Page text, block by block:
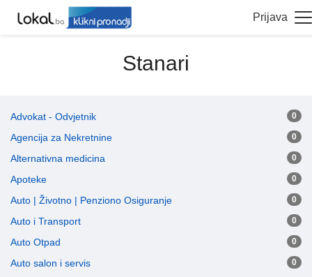
Prijava
Stanari
Advokat - Odvjetnik 0
Agencija za Nekretnine 0
Alternativna medicina 0
Apoteke 0
Auto | Životno | Penziono Osiguranje 0
Auto i Transport 0
Auto Otpad 0
Auto salon i servis 0